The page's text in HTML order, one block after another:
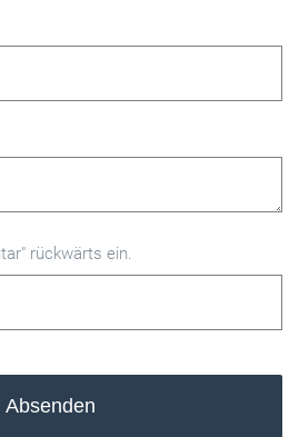
rückwärts ein.
Absenden